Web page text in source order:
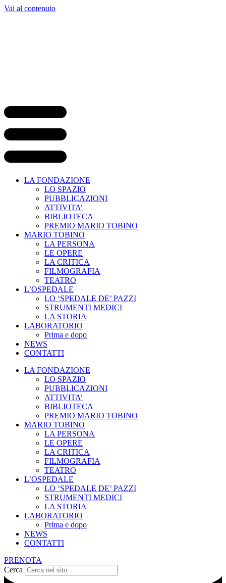
Vai al contenuto
LA FONDAZIONE
LO SPAZIO
PUBBLICAZIONI
ATTIVITA’
BIBLIOTECA
PREMIO MARIO TOBINO
MARIO TOBINO
LA PERSONA
LE OPERE
LA CRITICA
FILMOGRAFIA
TEATRO
L’OSPEDALE
LO ‘SPEDALE DE’ PAZZI
STRUMENTI MEDICI
LA STORIA
LABORATORIO
Prima e dopo
NEWS
CONTATTI
LA FONDAZIONE
LO SPAZIO
PUBBLICAZIONI
ATTIVITA’
BIBLIOTECA
PREMIO MARIO TOBINO
MARIO TOBINO
LA PERSONA
LE OPERE
LA CRITICA
FILMOGRAFIA
TEATRO
L’OSPEDALE
LO ‘SPEDALE DE’ PAZZI
STRUMENTI MEDICI
LA STORIA
LABORATORIO
Prima e dopo
NEWS
CONTATTI
PRENOTA
Cerca